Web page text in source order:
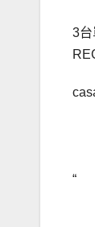
3台
“